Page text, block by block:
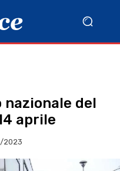
del
aprile
2023